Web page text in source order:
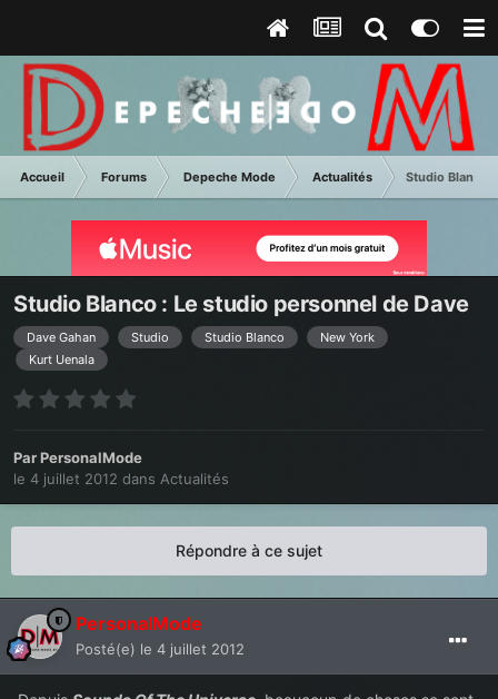
Accueil Forums Depeche Mode Actualités Studio Blanco
Studio Blanco : Le studio personnel de Dave
Dave Gahan Studio Studio Blanco
New York
Kurt Uenala
ParPersonalMode
le 4 juillet 2012 dans Actualités
Répondre à ce sujet
PersonalMode
Posté(e) le 4 juillet 2012